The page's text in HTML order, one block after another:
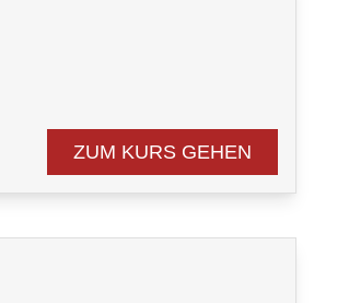
ZUM KURS GEHEN